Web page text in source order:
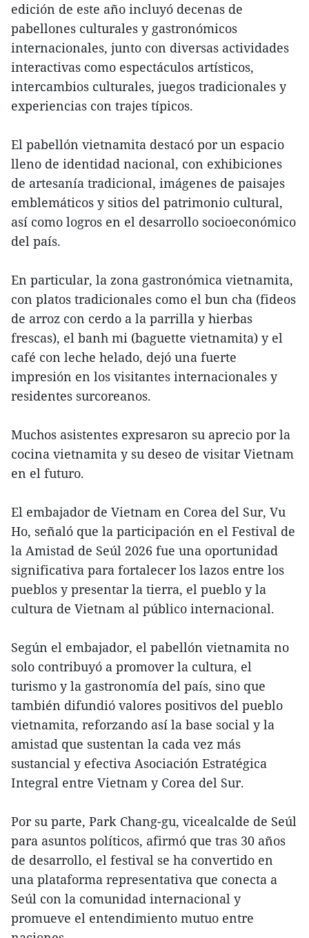
edición de este año incluyó decenas de
pabellones culturales y gastronómicos
internacionales, junto con diversas actividades
interactivas como espectáculos artísticos,
intercambios culturales, juegos tradicionales y
experiencias con trajes típicos.
El pabellón vietnamita destacó por un espacio
lleno de identidad nacional, con exhibiciones
de artesanía tradicional, imágenes de paisajes
emblemáticos y sitios del patrimonio cultural,
así como logros en el desarrollo socioeconómico
del país.
En particular, la zona gastronómica vietnamita,
con platos tradicionales como el bun cha (fideos
de arroz con cerdo a la parrilla y hierbas
frescas), el banh mi (baguette vietnamita) y el
café con leche helado, dejó una fuerte
impresión en los visitantes internacionales y
residentes surcoreanos.
Muchos asistentes expresaron su aprecio por la
cocina vietnamita y su deseo de visitar Vietnam
en el futuro.
El embajador de Vietnam en Corea del Sur, Vu
Ho, señaló que la participación en el Festival de
la Amistad de Seúl 2026 fue una oportunidad
significativa para fortalecer los lazos entre los
pueblos y presentar la tierra, el pueblo y la
cultura de Vietnam al público internacional.
Según el embajador, el pabellón vietnamita no
solo contribuyó a promover la cultura, el
turismo y la gastronomía del país, sino que
también difundió valores positivos del pueblo
vietnamita, reforzando así la base social y la
amistad que sustentan la cada vez más
sustancial y efectiva Asociación Estratégica
Integral entre Vietnam y Corea del Sur.
Por su parte, Park Chang-gu, vicealcalde de Seúl
para asuntos políticos, afirmó que tras 30 años
de desarrollo, el festival se ha convertido en
una plataforma representativa que conecta a
Seúl con la comunidad internacional y
promueve el entendimiento mutuo entre